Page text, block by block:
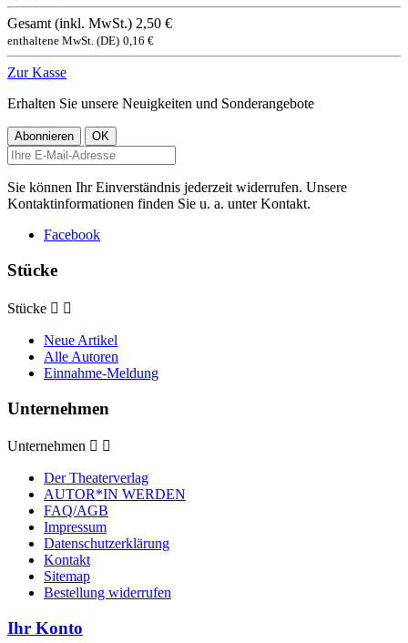
Gesamt (inkl. MwSt.) 2,50 €
enthaltene MwSt. (DE) 0,16 €
Zur Kasse
Erhalten Sie unsere Neuigkeiten und Sonderangebote
Sie können Ihr Einverständnis jederzeit widerrufen. Unsere
Kontaktinformationen finden Sie u. a. unter Kontakt.
Facebook
Stücke
Stücke  
Neue Artikel
Alle Autoren
Einnahme-Meldung
Unternehmen
Unternehmen  
Der Theaterverlag
AUTOR*IN WERDEN
FAQ/AGB
Impressum
Datenschutzerklärung
Kontakt
Sitemap
Bestellung widerrufen
Ihr Konto